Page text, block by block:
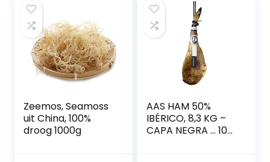
Zeemos, Seamoss
uit China, 100%
droog 1000g
AAS HAM 50%
IBÉRICO, 8,3 KG –
CAPA NEGRA … 100